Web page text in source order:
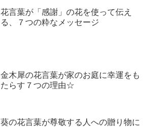
花言葉が「感謝」の花を使って伝え
る、７つの粋なメッセージ
金木犀の花言葉が家のお庭に幸運をも
たらす７つの理由☆
葵の花言葉が尊敬する人への贈り物に